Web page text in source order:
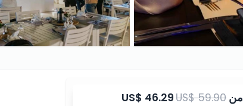
من US$ 46.29US$ 59.90